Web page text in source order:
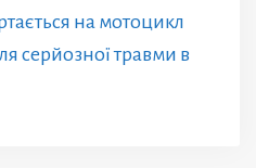
на мотоцикл
серйозної травми в